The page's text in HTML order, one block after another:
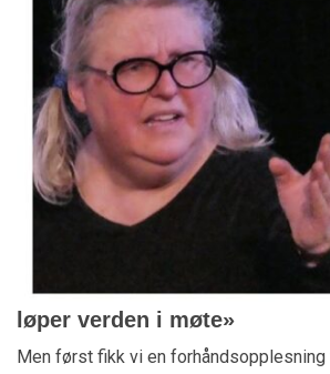
løper verden i møte»
Men først fikk vi en forhåndsopplesning